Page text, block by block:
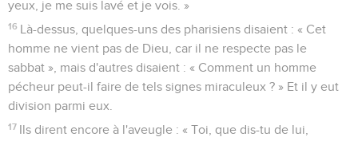
yeux, je me suis lavé et je vois. »
16 Là-dessus, quelques-uns des pharisiens disaient : « Cet
homme ne vient pas de Dieu, car il ne respecte pas le
sabbat », mais d'autres disaient : « Comment un homme
pécheur peut-il faire de tels signes miraculeux ? » Et il y eut
division parmi eux.
17 Ils dirent encore à l'aveugle : « Toi, que dis-tu de lui,